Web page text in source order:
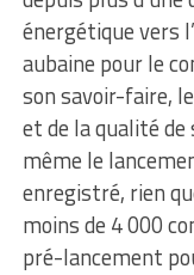
énergétique vers
aubaine pour le
son savoir-faire,
et de la qualité
même le
enregistré, rien
moins de 4 000
pré-lancement